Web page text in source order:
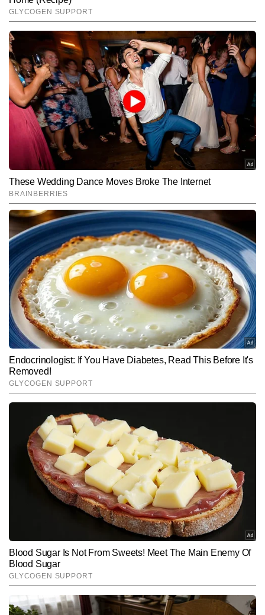
सुनीत सिंह AUTHOR
सुनीत सिंह टाइम्स नाउ नवभारत डिजिटल में डिप्टी न्यूज एडिटर के रूप में कार्यरत हैं
और लाइफस्टाइल सेक्शन में स्पेशल स्टोरीज प्रोजेक्ट का नेतृत्व कर रहे हैं। टीवी
और डिजिटल पत्रकारिता में 13 वर्षों के अनुभव के साथ, सुनीत उन बहुमुखी
पत्रकारों में शामिल हैं जिन्होंने न्यूजरूम और फील्ड—दोनों मोर्चों पर खुद को साबित
किया है। माइक, कैमरा और एडिटिंग डेस्क तीनों से उनकी सहज जुगलबंदी ने उन्हें
एक संतुलित और विश्वसनीय मीडिया प्रोफेशनल के रूप में स्थापित किया है।
पिछले 10 वर्षों से सुनीत लाइफस्टाइल, लिटरेचर, सिनेमा और संस्कृति से जुड़ी गहन
व विश्लेषणात्मक स्टोरीज लिखते रहे हैं और अबतक 12,000 से अधिक आर्टिकल
पब्लिश कर चुके हैं। उनकी लेखन शैली गहराई, मौलिक दृष्टिकोण और रिसर्च-
आधारित प्रस्तुति से पहचानी जाती है। वे विषयों की बारीकियों को पकड़कर उन्हें
सरल, प्रभावी और पाठकों से जुड़ने वाली भाषा में ढालने में दक्ष हैं।
Follow Us:
Subscribe to our daily Newsletter!
SUBMIT